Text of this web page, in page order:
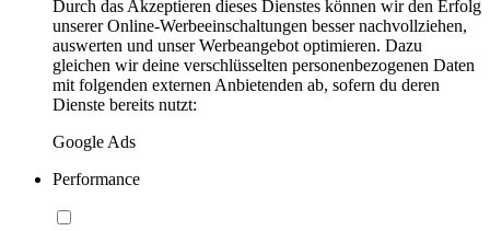
Durch das Akzeptieren dieses Dienstes können wir den Erfolg
unserer Online-Werbeeinschaltungen besser nachvollziehen,
auswerten und unser Werbeangebot optimieren. Dazu
gleichen wir deine verschlüsselten personenbezogenen Daten
mit folgenden externen Anbietenden ab, sofern du deren
Dienste bereits nutzt:
Google Ads
Performance